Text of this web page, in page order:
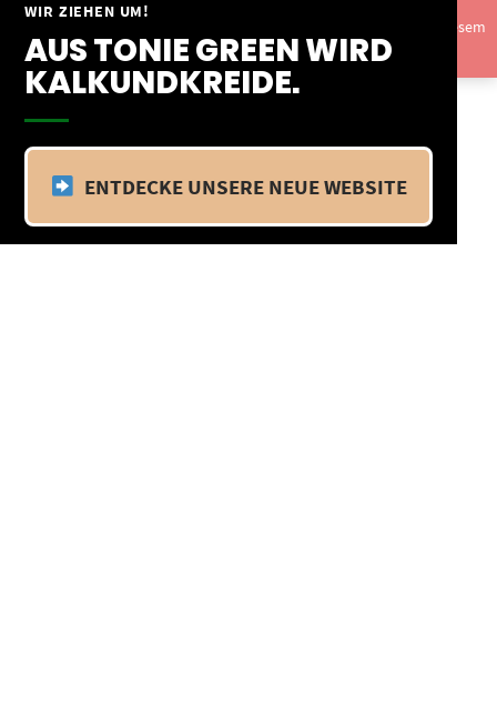
WIR ZIEHEN UM!
AUS TONIE GREEN WIRD
KALKUNDKREIDE.
ENTDECKE UNSERE NEUE WEBSITE
Springe
Inhalt
Vom 09.04.25 - 20.04.25 befinden wir uns im Betriebsurlaub. In diesem
Zeitraum findet kein Versand statt.Ausblenden